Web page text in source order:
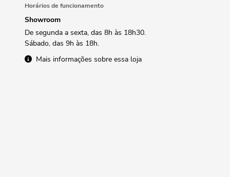
Horários de funcionamento
Showroom
De segunda a sexta, das 8h às 18h30.
Sábado, das 9h às 18h.
Mais informações sobre essa loja